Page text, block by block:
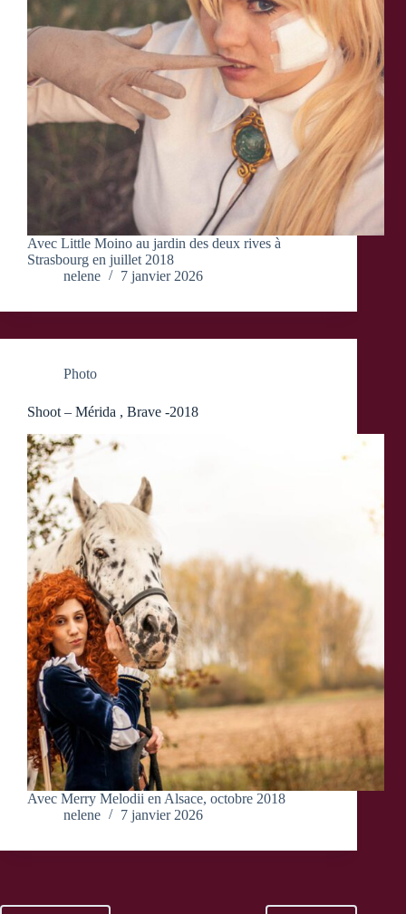
Avec Little Moino au jardin des deux rives à
Strasbourg en juillet 2018
nelene
7 janvier 2026
Photo
Shoot – Mérida , Brave -2018
Avec Merry Melodii en Alsace, octobre 2018
nelene
7 janvier 2026